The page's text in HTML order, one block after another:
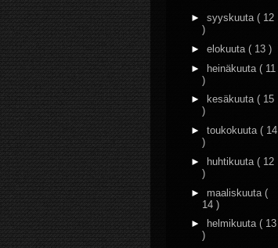
► syyskuuta ( 12
)
► elokuuta ( 13 )
► heinäkuuta ( 11
)
►
kesäkuuta ( 15
)
► toukokuuta ( 14
)
►
huhtikuuta ( 12
)
► maaliskuuta (
14 )
►
helmikuuta ( 13
)